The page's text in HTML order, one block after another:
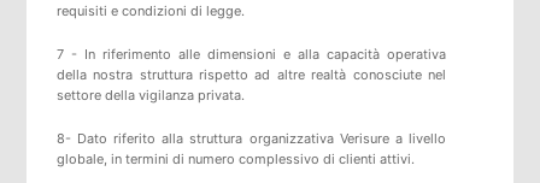
requisiti e condizioni di legge.
7 - In riferimento alle dimensioni e alla capacità operativa
della nostra struttura rispetto ad altre realtà conosciute nel
settore della vigilanza privata.
8- Dato riferito alla struttura organizzativa Verisure a livello
globale, in termini di numero complessivo di clienti attivi.